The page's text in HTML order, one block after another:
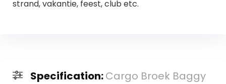
strand, vakantie, feest, club etc.
Specification:Cargo Broek Baggy